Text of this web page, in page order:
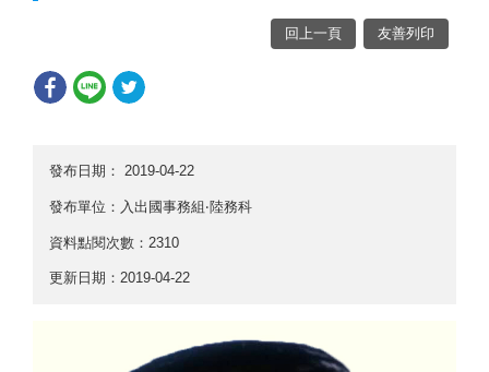
回上一頁 友善列印
發布日期： 2019-04-22
發布單位：入出國事務組‧陸務科
資料點閱次數：2310
更新日期：2019-04-22